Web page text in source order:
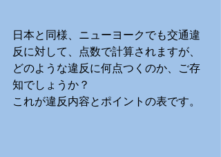
日本と同様、ニューヨークでも交通違
反に対して、点数で計算されますが、
どのような違反に何点つくのか、ご存
知でしょうか？
これが違反内容とポイントの表です。